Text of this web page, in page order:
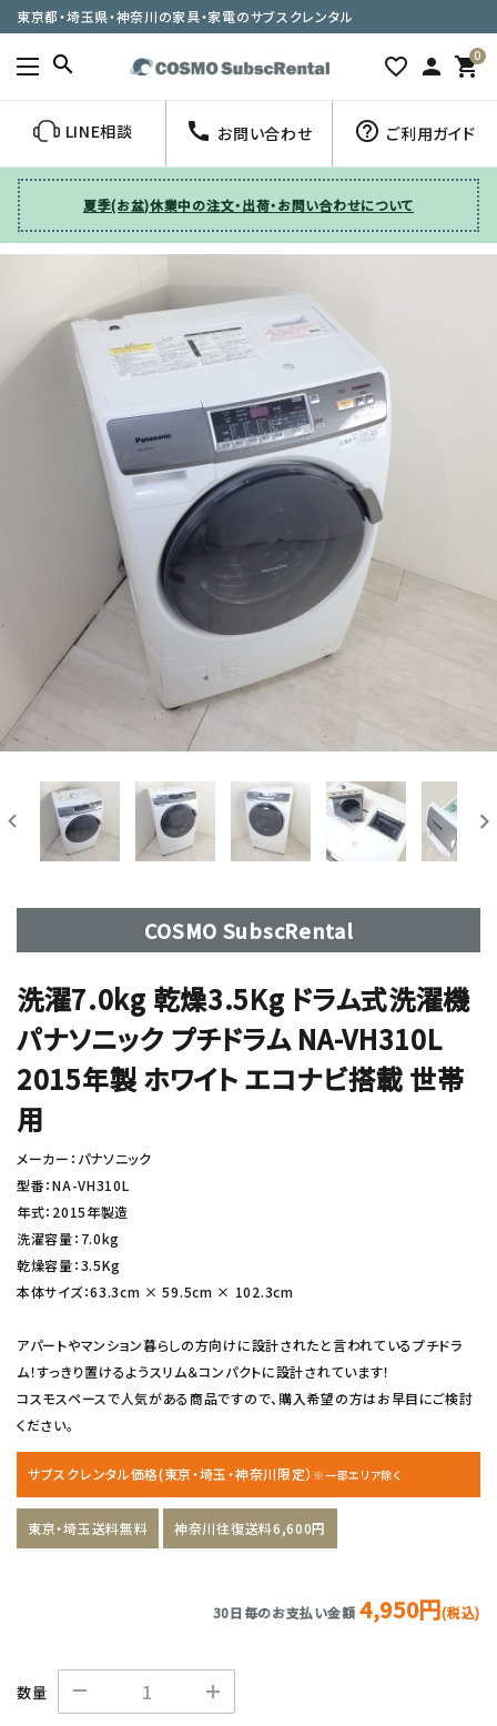
東京都・埼玉県・神奈川の家具・家電のサブスクレンタル
search favorite_border person 0
shopping_cart
LINE相談 call お問い合わせ help_outline ご利用ガイド
夏季(お盆)休業中の注文・出荷・お問い合わせについて
COSMO SubscRental
洗濯7.0kg 乾燥3.5Kg ドラム式洗濯機
パナソニック プチドラム NA-VH310L
2015年製 ホワイト エコナビ搭載 世帯
用
メーカー：パナソニック
型番：NA-VH310L
年式：2015年製造
洗濯容量：7.0kg
乾燥容量：3.5Kg
本体サイズ：63.3cm × 59.5cm × 102.3cm
アパートやマンション暮らしの方向けに設計されたと言われているプチドラ
ム！すっきり置けるようスリム＆コンパクトに設計されています！
コスモスペースで人気がある商品ですので、購入希望の方はお早目にご検討
ください。
サブスクレンタル価格(東京・埼玉・神奈川限定） ※一部エリア除く
東京・埼玉送料無料 神奈川往復送料6,600円
30日毎のお支払い金額 4,950円(税込)
数量